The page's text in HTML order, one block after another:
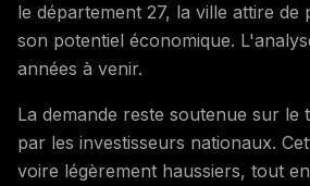
le département 27, la ville attire
son potentiel économique.
années à venir.
La demande reste soutenue sur
par les investisseurs nationaux.
voire légèrement haussiers, tout